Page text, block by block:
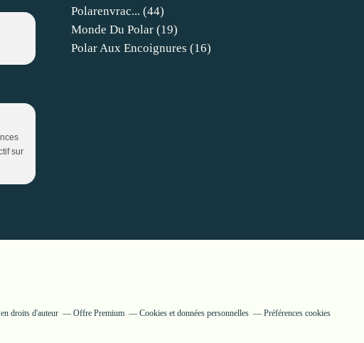
sur
Polarenvrac... (44)
Monde Du Polar (19)
Polar Aux Encoignures (16)
droits d'auteur Offre Premium Cookies et données personnelles Préférences cookies